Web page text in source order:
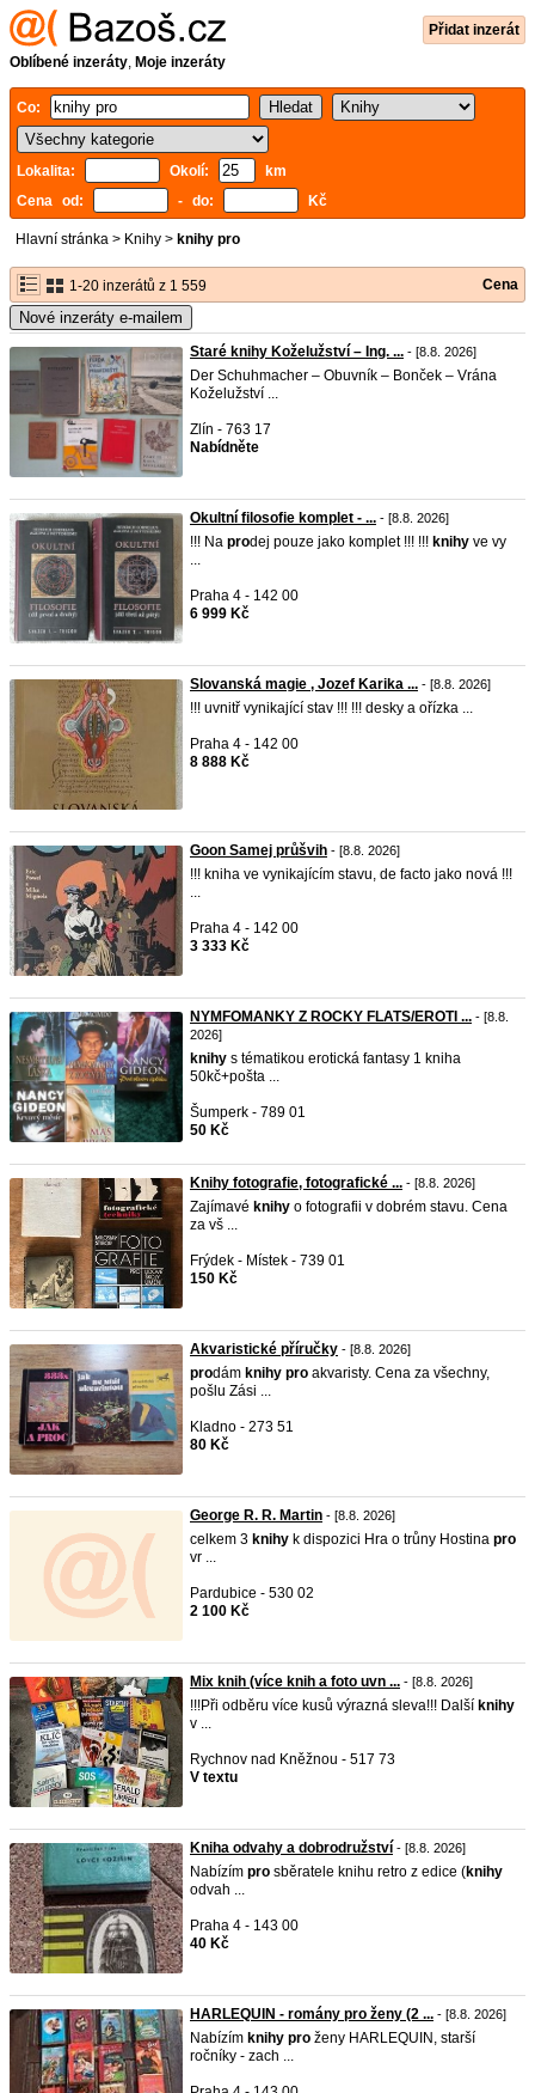
Přidat inzerát
Oblíbené inzeráty, Moje inzeráty
Co:
Lokalita: Okolí:
km
Cena od:
- do: Kč
Hlavní stránka > Knihy > knihy pro
1-20 inzerátů z 1 559 Cena
Nové inzeráty e-mailem
Staré knihy Koželužství – Ing. ... - [8.8. 2026]
Der Schuhmacher – Obuvník – Bonček – Vrána
Koželužství ...
Zlín - 763 17
Nabídněte
Okultní filosofie komplet - ... - [8.8. 2026]
!!! Na prodej pouze jako komplet !!! !!! knihy ve vy
...
Praha 4 - 142 00
6 999 Kč
Slovanská magie , Jozef Karika ... - [8.8. 2026]
!!! uvnitř vynikající stav !!! !!! desky a ořízka ...
Praha 4 - 142 00
8 888 Kč
Goon Samej průšvih - [8.8. 2026]
!!! kniha ve vynikajícím stavu, de facto jako nová !!!
...
Praha 4 - 142 00
3 333 Kč
NYMFOMANKY Z ROCKY FLATS/EROTI ... - [8.8.
2026]
knihy s tématikou erotická fantasy 1 kniha
50kč+pošta ...
Šumperk - 789 01
50 Kč
Knihy fotografie, fotografické ... - [8.8. 2026]
Zajímavé knihy o fotografii v dobrém stavu. Cena
za vš ...
Frýdek - Místek - 739 01
150 Kč
Akvaristické příručky - [8.8. 2026]
prodám knihy pro akvaristy. Cena za všechny,
pošlu Zási ...
Kladno - 273 51
80 Kč
George R. R. Martin - [8.8. 2026]
celkem 3 knihy k dispozici Hra o trůny Hostina pro
vr ...
Pardubice - 530 02
2 100 Kč
Mix knih (více knih a foto uvn ... - [8.8. 2026]
!!!Při odběru více kusů výrazná sleva!!! Další knihy
v ...
Rychnov nad Kněžnou - 517 73
V textu
Kniha odvahy a dobrodružství - [8.8. 2026]
Nabízím pro sběratele knihu retro z edice (knihy
odvah ...
Praha 4 - 143 00
40 Kč
HARLEQUIN - romány pro ženy (2 ... - [8.8. 2026]
Nabízím knihy pro ženy HARLEQUIN, starší
ročníky - zach ...